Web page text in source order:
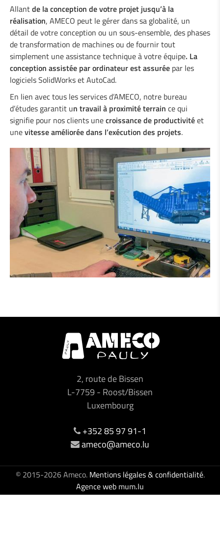
Sécurité routière
Allantde la conception de votre projet jusqu’à la
réalisation, AMECO peut le gérer dans sa globalité, un
détail de votre conception ou un sous-ensemble, des phases
de transformation de machines ou de fournir tout
simplement une assistance technique à votre équipe. La
conception assistée par ordinateur est assurée par les
logiciels SolidWorks et AutoCad.
En lien avec tous les services d’AMECO, notre bureau
d’études garantit un travail à proximité terrain ce qui
signifie pour nos clients unecroissance de productivitéet
unevitesse améliorée dans l’exécution des projets.
2, route de Bissen
L-7759- Roost/Bissen
Luxembourg
+352 85 97 91-1
ameco@ameco.lu
© 2015-2026 Ameco. Mentions légales & confidentialité.
Agence web mum.lu